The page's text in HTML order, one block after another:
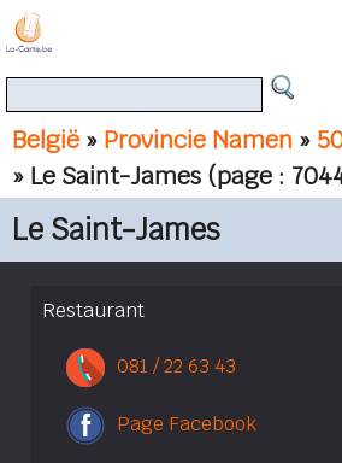
België » Provincie Namen »
» Le Saint-James (page :
Le Saint-James
Restaurant
081 / 22 63 43
Page Facebook